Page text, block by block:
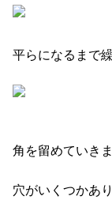
平らになるまで
角を留めていきま
穴がいくつかあ